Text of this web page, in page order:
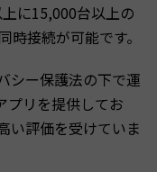
に15,000台以上の
接続が可能です。
シー保護法の下で運
プリを提供してお
い評価を受けていま